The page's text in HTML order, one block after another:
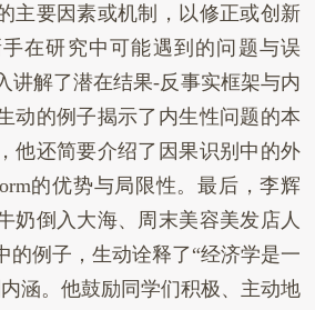
主要因素或机制，以修正或创新
在研究中可能遇到的问题与误
讲解了潜在结果-反事实框架与内
动的例子揭示了内生性问题的本
他还简要介绍了因果识别中的外
的优势与局限性。最后，李辉
奶倒入大海、周末美容美发店人
的例子，生动诠释了“经济学是一
涵。他鼓励同学们积极、主动地